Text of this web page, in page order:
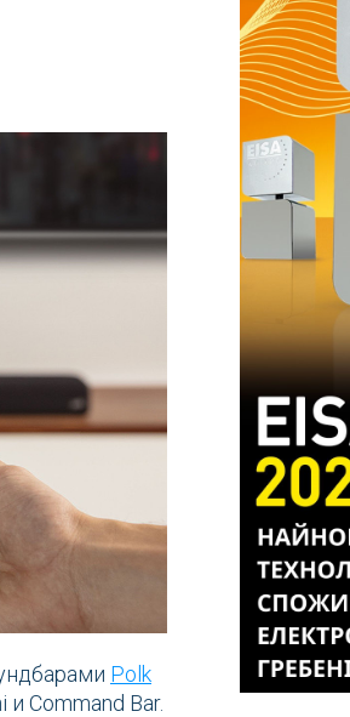
Polk
Command Bar.